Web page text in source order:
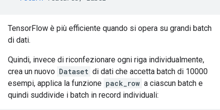
TensorFlow è più efficiente quando si opera su grandi batch
di dati.
Quindi, invece di riconfezionare ogni riga individualmente,
crea un nuovo Dataset di dati che accetta batch di 10000
esempi, applica la funzione pack_row a ciascun batch e
quindi suddivide i batch in record individuali: